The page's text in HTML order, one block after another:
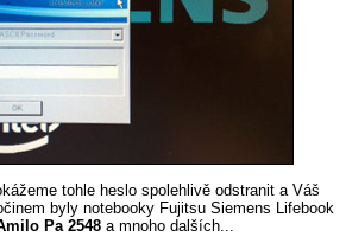
tohle heslo spolehlivě odstranit a Váš
byly notebooky Fujitsu Siemens Lifebook
Pa 2548 a mnoho dalších...